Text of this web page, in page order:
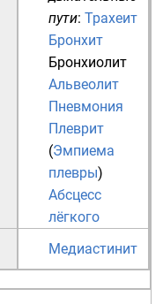
пути: Трахеит
Бронхит
Бронхиолит
Альвеолит
Пневмония
Плеврит
(Эмпиема
плевры)
Абсцесс
лёгкого
Медиастинит